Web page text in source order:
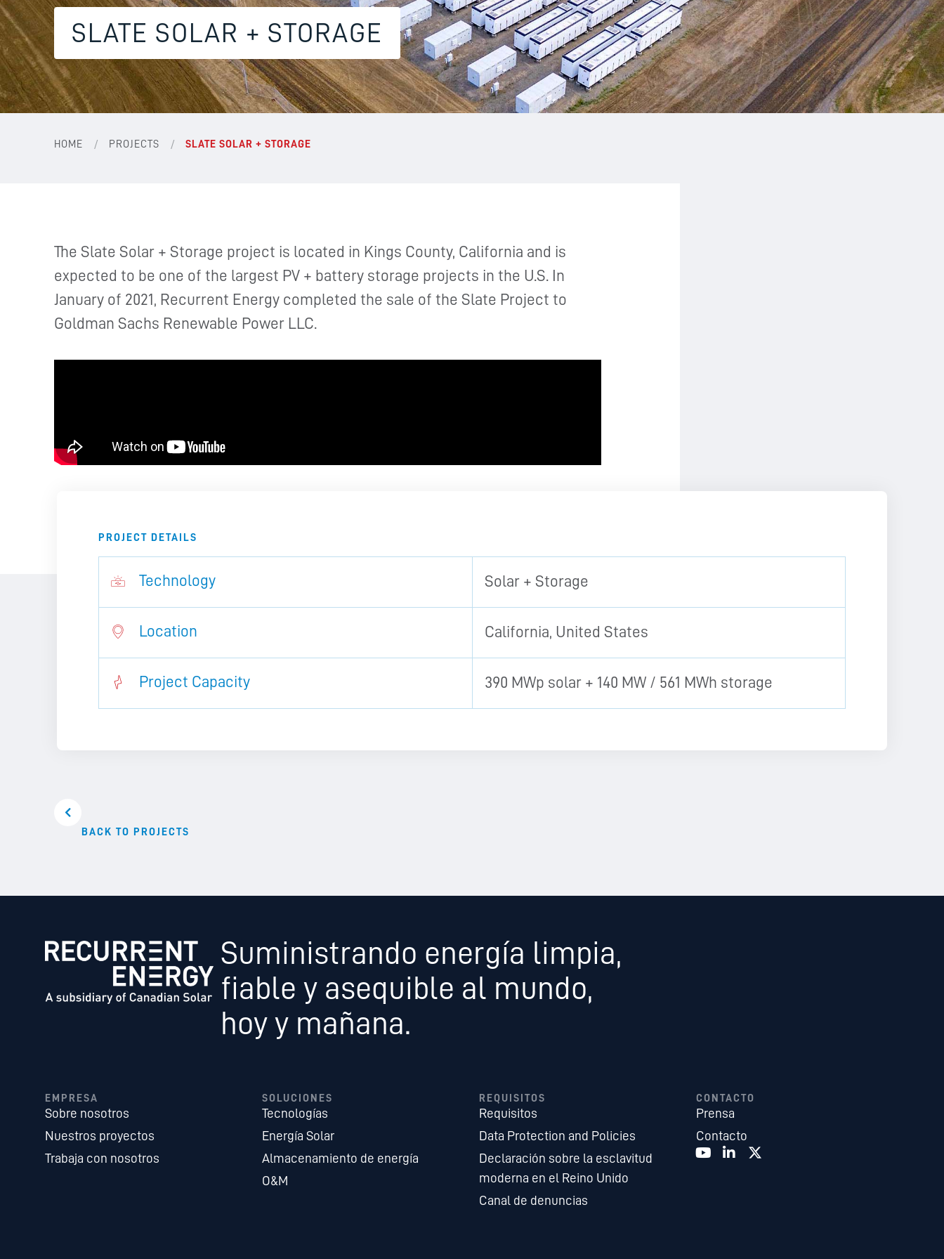
SLATE SOLAR + STORAGE
HOME / PROJECTS / SLATE SOLAR + STORAGE
The Slate Solar + Storage project is located in Kings County, California and is
expected to be one of the largest PV + battery storage projects in the U.S. In
January of 2021, Recurrent Energy completed the sale of the Slate Project to
Goldman Sachs Renewable Power LLC.
PROJECT DETAILS
Technology Solar + Storage
Location California, United States
Project Capacity 390 MWp solar + 140 MW / 561 MWh storage
BACK TO PROJECTS
Suministrando energía limpia,
fiable y asequible al mundo,
hoy y mañana.
EMPRESA
Sobre nosotros
Nuestros proyectos
Trabaja con nosotros
SOLUCIONES
Tecnologías
Energía Solar
Almacenamiento de energía
O&M
REQUISITOS
Requisitos
Data Protection and Policies
Declaración sobre la esclavitud
moderna en el Reino Unido
Canal de denuncias
CONTACTO
Prensa
Contacto